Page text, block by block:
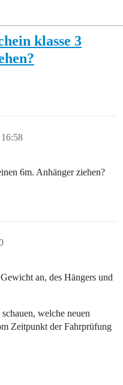
klasse 3
6m. Anhänger ziehen?
an, des Hängers und
welche neuen
Zeitpunkt der Fahrprüfung